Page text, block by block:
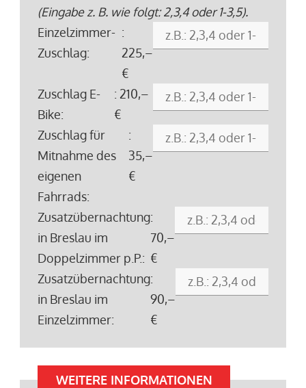
(Eingabe z. B. wie folgt: 2,3,4 oder 1-3,5).
Einzelzimmer-
Zuschlag:
:
225,–
€
Zuschlag E-
Bike:
: 210,–
€
Zuschlag für
Mitnahme des
eigenen
Fahrrads:
:
35,–
€
Zusatzübernachtung
in Breslau im
Doppelzimmer p.P.:
:
70,–
€
Zusatzübernachtung
in Breslau im
Einzelzimmer:
:
90,–
€
WEITERE INFORMATIONEN